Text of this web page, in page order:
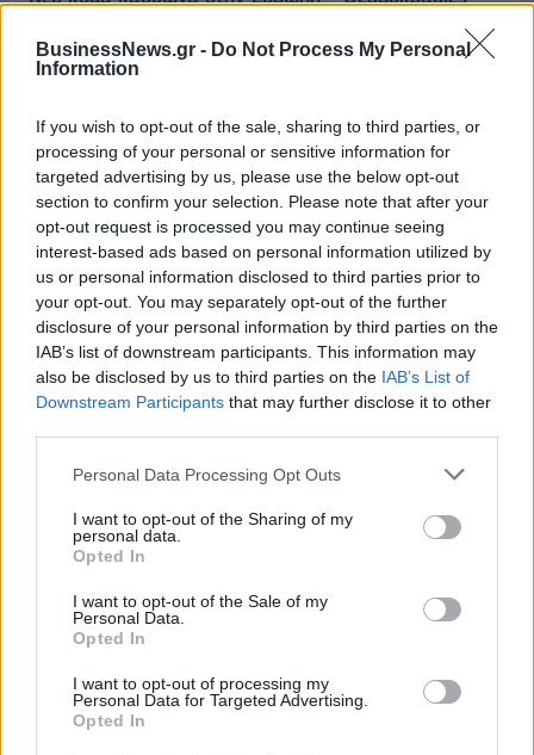
BusinessNews.gr - Do Not Process My Personal
Information
If you wish to opt-out of the sale, sharing to third parties, or
processing of your personal or sensitive information for
targeted advertising by us, please use the below opt-out
section to confirm your selection. Please note that after your
opt-out request is processed you may continue seeing
interest-based ads based on personal information utilized by
us or personal information disclosed to third parties prior to
your opt-out. You may separately opt-out of the further
disclosure of your personal information by third parties on the
IAB’s list of downstream participants. This information may
also be disclosed by us to third parties on the IAB’s List of
Downstream Participants that may further disclose it to other
Personal Data Processing Opt Outs
I want to opt-out of the Sharing of my
personal data.
Opted In
I want to opt-out of the Sale of my
Personal Data.
Opted In
I want to opt-out of processing my
Personal Data for Targeted Advertising.
Opted In
07/08/2026 - 14:58 ΚΟΣΜΟΣ
Sofia South Ring Mall έναντι 49,35 εκατ. ευρώ
07/08/2026 - 14:39 ΕΠΙΧΕΙΡΗΣΕΙΣ
ΥΠΠΟ: Επιχορηγήσεις 1.106.000 ευρώ για την
ενίσχυση των Πολυθεματικών Φεστιβάλ σε όλη την
Ελλάδα
07/08/2026 - 14:34 ΟΙΚΟΝΟΜΙΑ
Άρειος Πάγος- Ε. Μπακέλας: Δεν ανασύρεται από το
αρχείο η υπόθεση των υποκλοπών
ΕΛΛΑΔΑ
Σαουδική Αραβία, Τουρκία και Πακιστάν
Αναστολή λειτουργίας του αιολικού πάρκου στη
Βοιωτία- Προφυλακίστηκαν οι τρεις
κατηγορούμενοι
07/08/2026 - 13:23 ΕΛΛΑΔΑ
Δείκτης Τιμών, με άνοδο 0,40%
07/08/2026 - 13:07